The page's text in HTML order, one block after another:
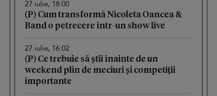
27 iulie, 18:00
(P) Cum transformă Nicoleta Oancea &
Band o petrecere într-un show live
27 iulie, 16:02
(P) Ce trebuie să știi înainte de un
weekend plin de meciuri și competiții
importante